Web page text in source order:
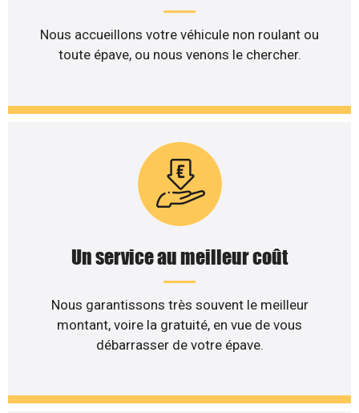
Nous accueillons votre véhicule non roulant ou
toute épave, ou nous venons le chercher.
Un service au meilleur coût
Nous garantissons très souvent le meilleur
montant, voire la gratuité, en vue de vous
débarrasser de votre épave.